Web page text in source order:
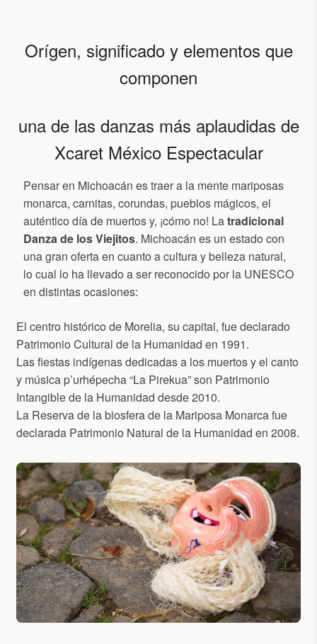
Orígen, significado y elementos que
componen
una de las danzas más aplaudidas de
Xcaret México Espectacular
Pensar en Michoacán es traer a la mente mariposas
monarca, carnitas, corundas, pueblos mágicos, el
auténtico día de muertos y, ¡cómo no! Latradicional
Danza de los Viejitos. Michoacán es un estado con
una gran oferta en cuanto a cultura y belleza natural,
lo cual lo ha llevado a ser reconocido por la UNESCO
en distintas ocasiones:
El centro histórico de Morelia, su capital, fue declarado
Patrimonio Cultural de la Humanidad en 1991.
Las fiestas indígenas dedicadas a los muertos y el canto
y música p’urhépecha “La Pirekua” son Patrimonio
Intangible de la Humanidad desde 2010.
La Reserva de la biosfera de la Mariposa Monarca fue
declarada Patrimonio Natural de la Humanidad en 2008.